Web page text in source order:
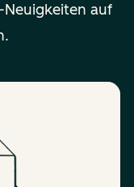
auf